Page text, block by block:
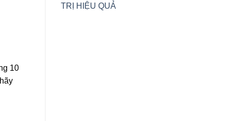
TRỊ HIỆU QUẢ
10